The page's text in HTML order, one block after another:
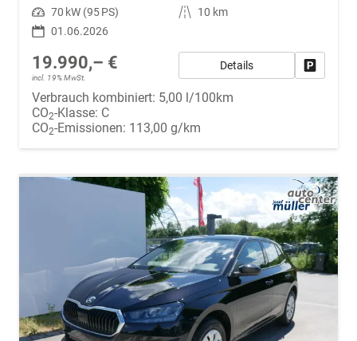
Leistung 70 kW (95 PS) Kilometerstand
10 km
01.06.2026
19.990,– €
incl. 19% MwSt.
Details
Verbrauch kombiniert: 5,00 l/100km
CO2-Klasse: C
CO2-Emissionen: 113,00 g/km